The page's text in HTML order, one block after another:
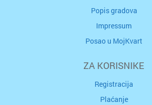
Popis gradova
Impressum
Posao u MojKvart
ZA KORISNIKE
Registracija
Plaćanje